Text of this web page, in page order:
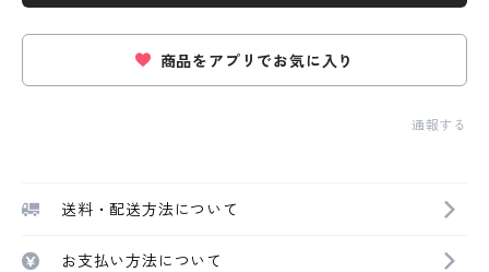
商品をアプリでお気に入り
通報する
送料・配送方法について
お支払い方法について